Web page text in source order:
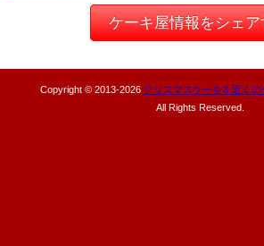
ケーキ屋情報をシェア
Copyright © 2013-2026 クリスマスケーキを近くの
All Rights Reserved.